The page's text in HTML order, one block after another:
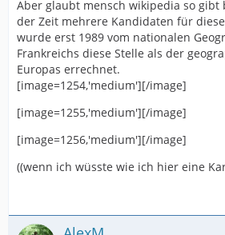
Aber glaubt mensch wikipedia so gibt
der Zeit mehrere Kandidaten für diese
wurde erst 1989 vom nationalen
Frankreichs diese Stelle als der
Europas errechnet.
[image=1254,'medium'][/image]
[image=1255,'medium'][/image]
[image=1256,'medium'][/image]
((wenn ich wüsste wie ich hier eine